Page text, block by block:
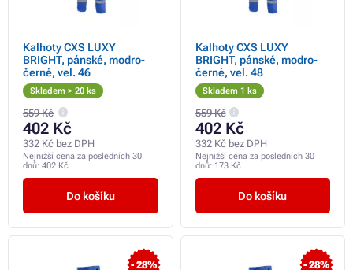
Kalhoty CXS LUXY
BRIGHT, pánské, modro-
černé, vel. 46
Skladem > 20 ks
559 Kč
402 Kč
332 Kč bez DPH
Nejnižší cena za posledních 30
dnů: 402 Kč
Do košíku
Kalhoty CXS LUXY
BRIGHT, pánské, modro-
černé, vel. 48
Skladem 1 ks
559 Kč
402 Kč
332 Kč bez DPH
Nejnižší cena za posledních 30
dnů: 173 Kč
Do košíku
- 28% - 28%